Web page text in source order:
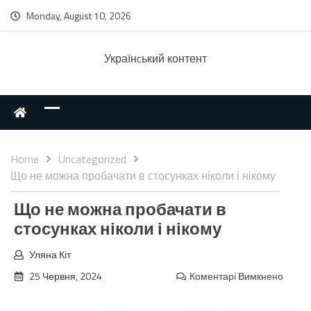
Monday, August 10, 2026
Українcький контент
Home
Uncategorized
Що не можна пробачати в стосунках ніколи і нікому
Що не можна пробачати в
стосунках ніколи і нікому
Уляна Кіт
25 Червня, 2024
Коментарі Вимкнено